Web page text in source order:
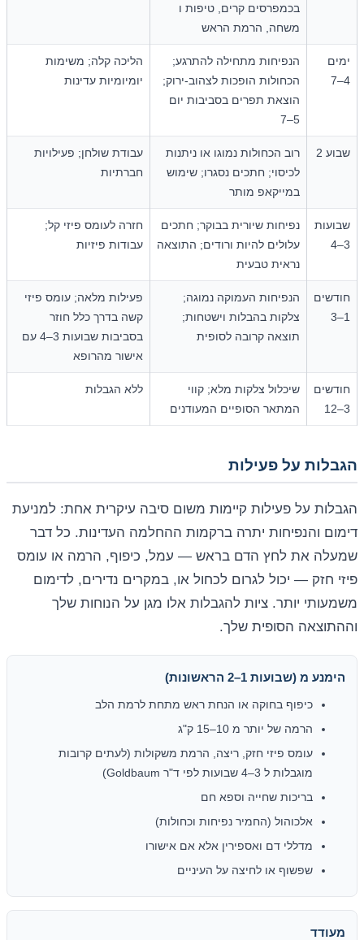
בכמפרסים קרים, טיפות ו
משחה, הרמת הראש
ימים
4–7
הנפיחות מתחילה להתרגע;
הכחולות הופכות לצהוב-ירוק;
הוצאת תפרים בסביבות יום
5–7
הליכה קלה; משימות
יומיומיות עדינות
שבוע 2
רוב הכחולות נמוגו או ניתנות
לכיסוי; חתכים נסגרו; שימוש
במייקאפ מותר
עבודת שולחן; פעילויות
חברתיות
שבועות
3–4
נפיחות שיורית בבוקר; חתכים
עלולים להיות ורודים; התוצאה
נראית טבעית
חזרה לעומס פיזי קל;
עבודות פיזיות
חודשים
1–3
הנפיחות העמוקה נמוגה;
צלקות בהבלות וישטחות;
תוצאה קרובה לסופית
פעילות מלאה; עומס פיזי
קשה בדרך כלל חוזר
בסביבות שבועות 3–4 עם
אישור מהרופא
חודשים
3–12
שיכלול צלקות מלא; קווי
המתאר הסופיים המעודנים
ללא הגבלות
הגבלות על פעילות
הגבלות על פעילות קיימות משום סיבה עיקרית אחת: למניעת
דימום והנפיחות יתרה ברקמות ההחלמה העדינות. כל דבר
שמעלה את לחץ הדם בראש — עמל, כיפוף, הרמה או עומס
פיזי חזק — יכול לגרום לכחול או, במקרים נדירים, לדימום
משמעותי יותר. ציות להגבלות אלו מגן על הנוחות שלך
וההתוצאה הסופית שלך.
הימנע מ (שבועות 1–2 הראשונות)
כיפוף בחוקה או הנחת ראש מתחת לרמת הלב
הרמה של יותר מ 10–15 ק"ג
עומס פיזי חזק, ריצה, הרמת משקולות (לעתים קרובות
מוגבלות ל 3–4 שבועות לפי ד"ר Goldbaum)
בריכות שחייה וספא חם
אלכוהול (החמיר נפיחות וכחולות)
מדללי דם ואספירין אלא אם אישורו
שפשוף או לחיצה על העיניים
מעודד